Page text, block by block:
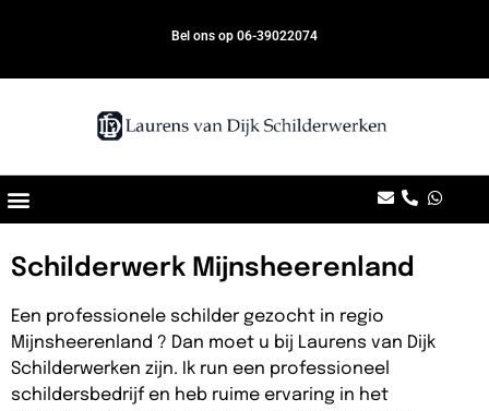
Bel ons op 06-39022074
Schilderwerk Mijnsheerenland
Een professionele schilder gezocht in regio
Mijnsheerenland ? Dan moet u bij Laurens van Dijk
Schilderwerken zijn. Ik run een professioneel
schildersbedrijf en heb ruime ervaring in het